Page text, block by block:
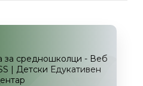
за средношколци - Веб
| Детски Едукативен